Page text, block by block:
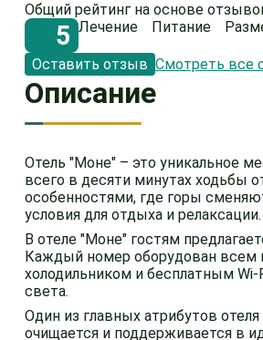
Общий рейтинг на основе
5 Лечение Питание
Оставить отзыв Смотреть все
Описание
Отель "Моне" – это уникальное
всего в десяти минутах ходьбы
особенностями, где горы
условия для отдыха и релаксации.
В отеле "Моне" гостям
Каждый номер оборудован всем
холодильником и бесплатным
света.
Один из главных атрибутов
очищается и поддерживается в